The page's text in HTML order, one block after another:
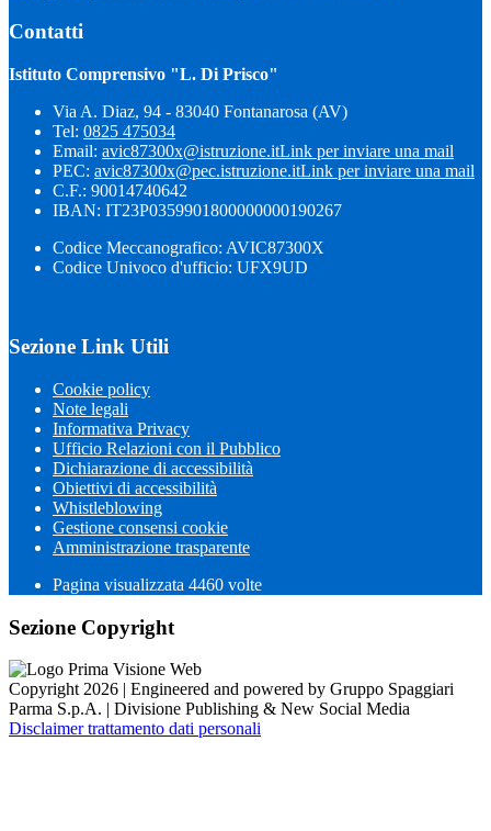
Contatti
Istituto Comprensivo "L. Di Prisco"
Via A. Diaz, 94 - 83040 Fontanarosa (AV)
Tel: 0825 475034
Email: avic87300x@istruzione.itLink per inviare una mail
PEC: avic87300x@pec.istruzione.itLink per inviare una mail
C.F.: 90014740642
IBAN: IT23P0359901800000000190267
Codice Meccanografico: AVIC87300X
Codice Univoco d'ufficio: UFX9UD
Sezione Link Utili
Cookie policy
Note legali
Informativa Privacy
Ufficio Relazioni con il Pubblico
Dichiarazione di accessibilità
Obiettivi di accessibilità
Whistleblowing
Gestione consensi cookie
Amministrazione trasparente
Pagina visualizzata 4460 volte
Sezione Copyright
Copyright 2026 | Engineered and powered by Gruppo Spaggiari
Parma S.p.A. | Divisione Publishing & New Social Media
Disclaimer trattamento dati personali